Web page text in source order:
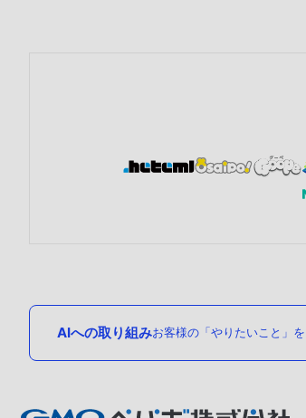
AIへの取り組みお客様の「やりたいこと」